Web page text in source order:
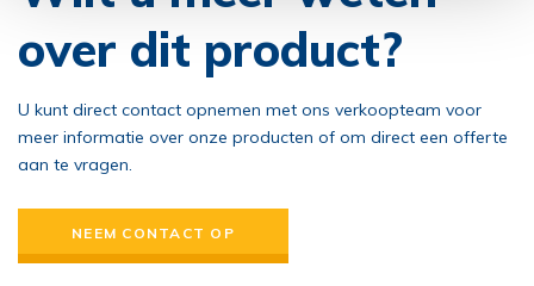
over dit product?
U kunt direct contact opnemen met ons verkoopteam voor
meer informatie over onze producten of om direct een offerte
aan te vragen.
NEEM CONTACT OP